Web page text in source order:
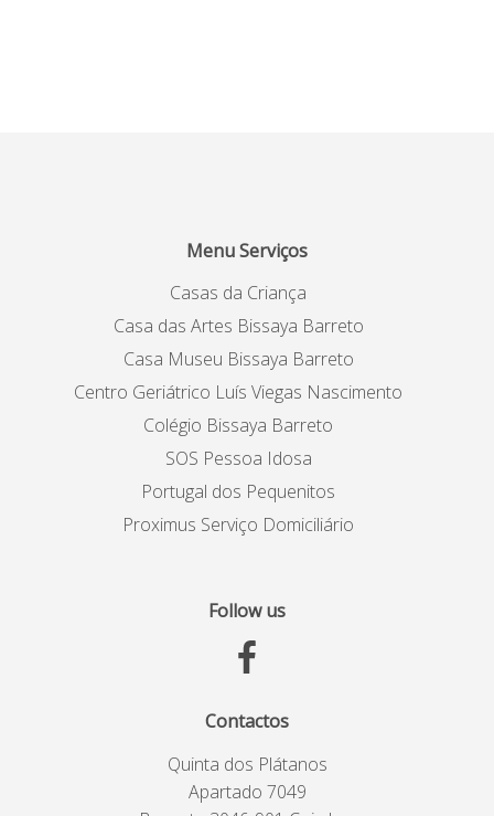
Menu Serviços
Casas da Criança
Casa das Artes Bissaya Barreto
Casa Museu Bissaya Barreto
Centro Geriátrico Luís Viegas Nascimento
Colégio Bissaya Barreto
SOS Pessoa Idosa
Portugal dos Pequenitos
Proximus Serviço Domiciliário
Follow us
Contactos
Quinta dos Plátanos
Apartado 7049